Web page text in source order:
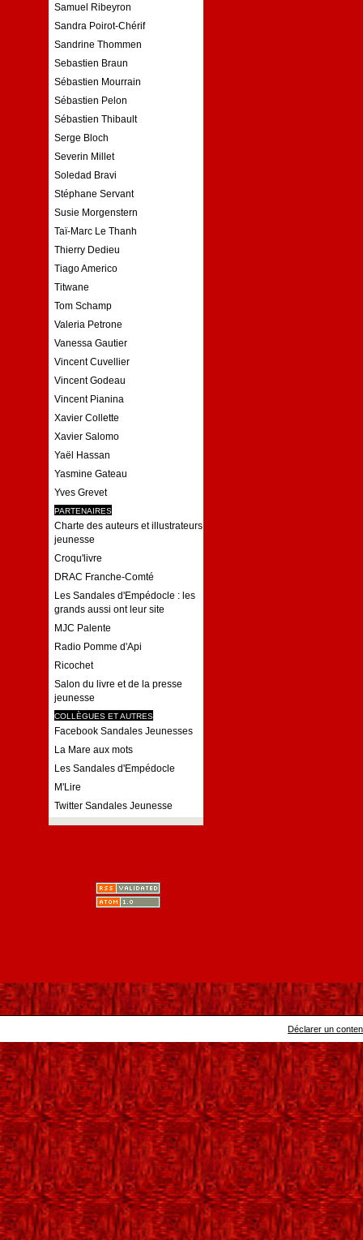
Samuel Ribeyron
Sandra Poirot-Chérif
Sandrine Thommen
Sebastien Braun
Sébastien Mourrain
Sébastien Pelon
Sébastien Thibault
Serge Bloch
Severin Millet
Soledad Bravi
Stéphane Servant
Susie Morgenstern
Taï-Marc Le Thanh
Thierry Dedieu
Tiago Americo
Titwane
Tom Schamp
Valeria Petrone
Vanessa Gautier
Vincent Cuvellier
Vincent Godeau
Vincent Pianina
Xavier Collette
Xavier Salomo
Yaël Hassan
Yasmine Gateau
Yves Grevet
PARTENAIRES
Charte des auteurs et illustrateurs
jeunesse
Croqu'livre
DRAC Franche-Comté
Les Sandales d'Empédocle : les
grands aussi ont leur site
MJC Palente
Radio Pomme d'Api
Ricochet
Salon du livre et de la presse
jeunesse
COLLÈGUES ET AUTRES
Facebook Sandales Jeunesses
La Mare aux mots
Les Sandales d'Empédocle
M'Lire
Twitter Sandales Jeunesse
Déclarer un